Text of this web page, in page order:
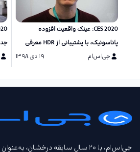
CES 2020: عینک واقعیت افزوده
پاناسونیک، با پشتیبانی از HDR معرفی
شدجی‌اس‌ام ۱۹ دی ۱۳۹۸
جی‌اس‌ام، با ۲۰ سال سابقه درخشان،